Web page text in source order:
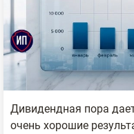
Дивидендная пора
очень хорошие